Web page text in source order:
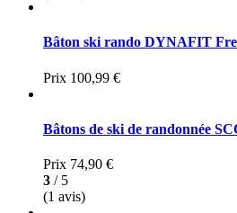
Bâton ski rando DYNAFIT
Prix 100,99 €
Bâtons de ski de randonnée
Prix 74,90 €
3 / 5
(1 avis)